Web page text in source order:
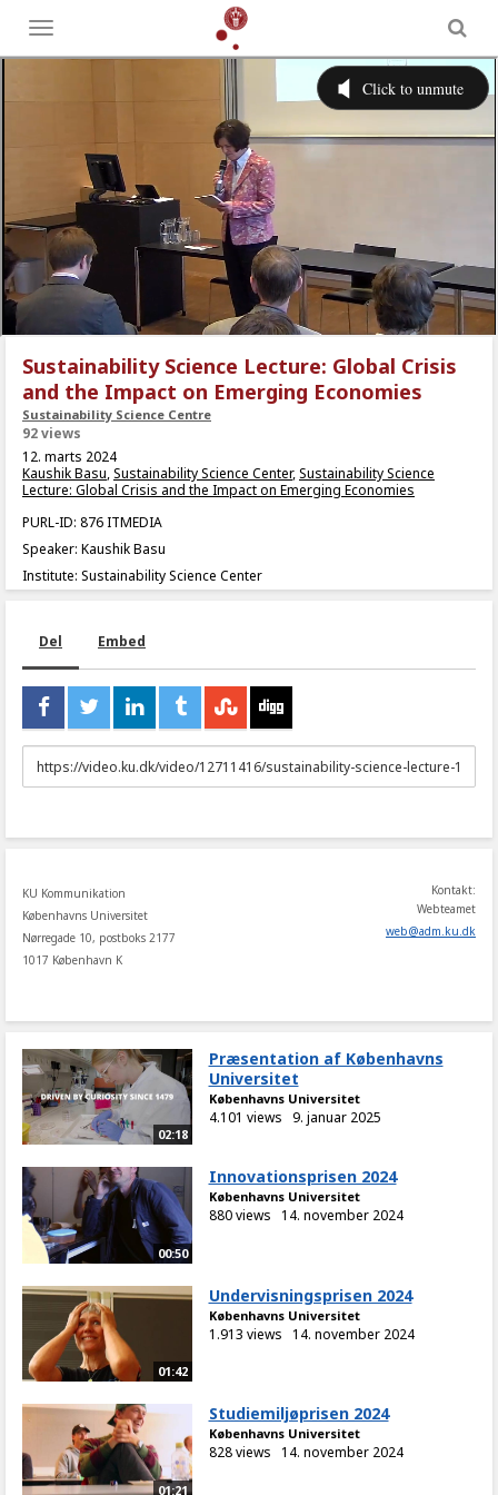
Toggle
menu
Sustainability Science Lecture: Global Crisis
and the Impact on Emerging Economies
Sustainability Science Centre
92 views
12. marts 2024
Kaushik Basu,Sustainability Science Center,Sustainability Science
Lecture: Global Crisis and the Impact on Emerging Economies
PURL-ID: 876 ITMEDIA
Speaker: Kaushik Basu
Institute: Sustainability Science Center
Del Embed
URL
to
KU Kommunikation
Københavns Universitet
Nørregade 10, postboks 2177
1017 København K
Kontakt:
Webteamet
web@adm.ku.dk
02:18
Præsentation af Københavns
Universitet
Københavns Universitet
4.101 views 9. januar 2025
00:50
Innovationsprisen 2024
Københavns Universitet
880 views 14. november 2024
01:42
Undervisningsprisen 2024
Københavns Universitet
1.913 views 14. november 2024
01:21
Studiemiljøprisen 2024
Københavns Universitet
828 views 14. november 2024